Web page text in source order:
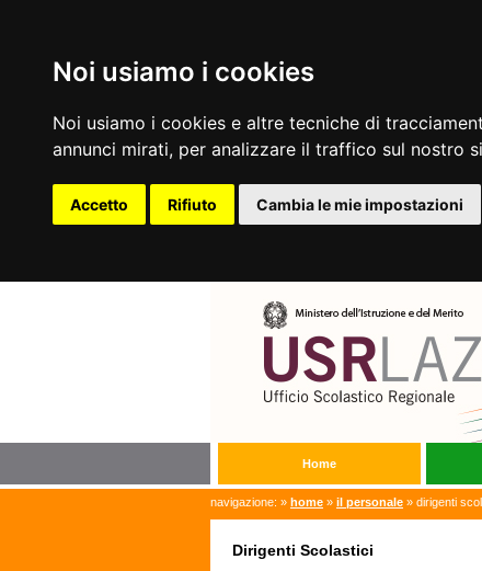
Noi usiamo i cookies
Noi usiamo i cookies e altre tecniche di
annunci mirati, per analizzare il traffico sul nostro
Accetto Rifiuto Cambia le mie impostazioni
Home
navigazione: » home » il personale » dirigenti
Dirigenti Scolastici